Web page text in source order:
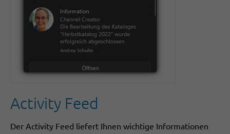
Activity Feed
Der Activity Feed liefert Ihnen wichtige Informationen